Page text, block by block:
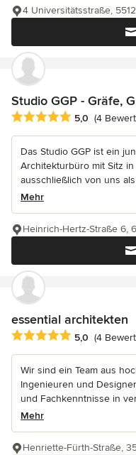
4 Universitätsstraße,
Studio GGP - Gräfe,
Durchschnittliche
5,0 (4
Das Studio GGP ist ein
Architekturbüro mit Sitz
ausschließlich von uns
Mehr
Heinrich-Hertz-Straße 6,
essential architekten
Durchschnittliche
5,0 (4
Wir sind ein Team aus
Ingenieuren und
und Fachkenntnisse in
Mehr
Henriette-Fürth-Straße,